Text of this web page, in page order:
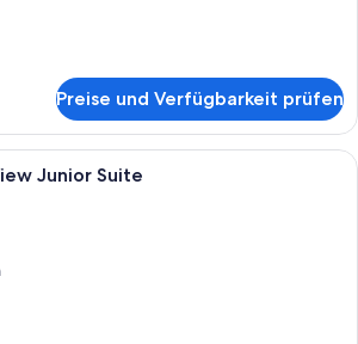
Preise und Verfügbarkeit prüfen
Ein modernes Hotelzimmer mit
Junior Suite